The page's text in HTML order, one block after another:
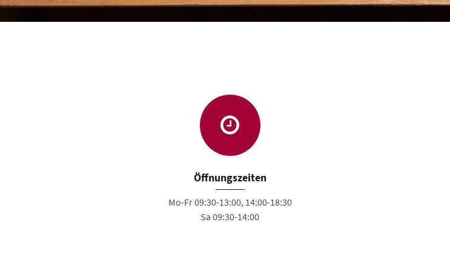
Öffnungszeiten
Mo-Fr 09:30-13:00, 14:00-18:30
Sa 09:30-14:00